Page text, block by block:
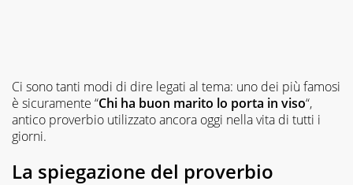
Ci sono tanti modi di dire legati al tema: uno dei più famosi
è sicuramente “Chi ha buon marito lo porta in viso“,
antico proverbio utilizzato ancora oggi nella vita di tutti i
giorni.
La spiegazione del proverbio